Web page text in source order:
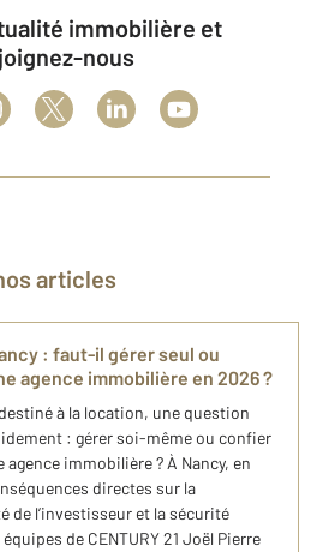
nous
articles
: faut-il gérer seul ou
agence immobilière en 2026 ?
à la location, une question
: gérer soi-même ou confier
immobilière ? À Nancy, en
directes sur la
de l’investisseur et la sécurité
de CENTURY 21 Joël Pierre